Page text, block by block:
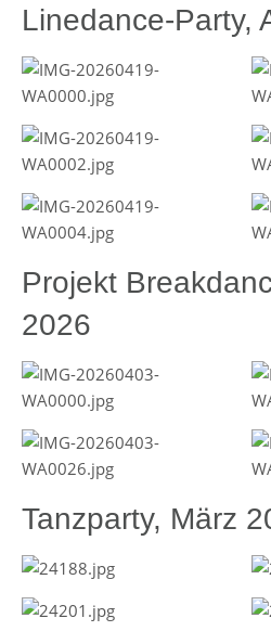
Linedance-Party,
Projekt
2026
Tanzparty, März